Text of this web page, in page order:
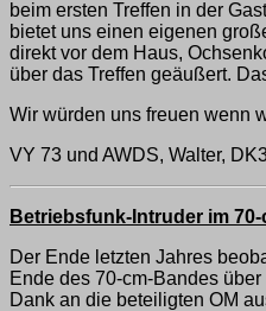
beim ersten Treffen in der
bietet uns einen eigenen
direkt vor dem Haus,
über das Treffen geäußert.
Wir würden uns freuen wenn
VY 73 und AWDS, Walter,
Betriebsfunk-Intruder im
Der Ende letzten Jahres
Ende des 70-cm-Bandes
Dank an die beteiligten OM